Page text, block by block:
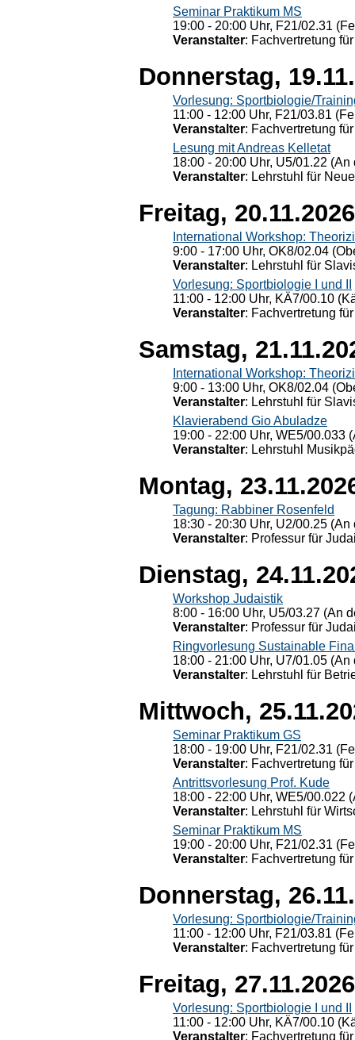
Seminar Praktikum MS
19:00 - 20:00 Uhr, F21/02.31
Veranstalter: Fachvertretung
Donnerstag,
Vorlesung: Sportbiologie/
11:00 - 12:00 Uhr, F21/03.81
Veranstalter: Fachvertretung
Lesung mit Andreas Kelletat
18:00 - 20:00 Uhr, U5/01.22
Veranstalter: Lehrstuhl für
Freitag, 20.11.2026
International Workshop:
9:00 - 17:00 Uhr, OK8/02.04
Veranstalter: Lehrstuhl für
Vorlesung: Sportbiologie I und II
11:00 - 12:00 Uhr, KÄ7/00.10
Veranstalter: Fachvertretung
Samstag,
International Workshop:
9:00 - 13:00 Uhr, OK8/02.04
Veranstalter: Lehrstuhl für
Klavierabend Gio Abuladze
19:00 - 22:00 Uhr, WE5/00.033
Veranstalter: Lehrstuhl
Montag,
Tagung: Rabbiner Rosenfeld
18:30 - 20:30 Uhr, U2/00.25
Veranstalter: Professur für
Dienstag,
Workshop Judaistik
8:00 - 16:00 Uhr, U5/03.27 (An
Veranstalter: Professur für
Ringvorlesung Sustainable
18:00 - 21:00 Uhr, U7/01.05
Veranstalter: Lehrstuhl für
Mittwoch,
Seminar Praktikum GS
18:00 - 19:00 Uhr, F21/02.31
Veranstalter: Fachvertretung
Antrittsvorlesung Prof. Kude
18:00 - 22:00 Uhr, WE5/00.022
Veranstalter: Lehrstuhl für
Seminar Praktikum MS
19:00 - 20:00 Uhr, F21/02.31
Veranstalter: Fachvertretung
Donnerstag,
Vorlesung: Sportbiologie/
11:00 - 12:00 Uhr, F21/03.81
Veranstalter: Fachvertretung
Freitag, 27.11.2026
Vorlesung: Sportbiologie I und II
11:00 - 12:00 Uhr, KÄ7/00.10
Veranstalter: Fachvertretung